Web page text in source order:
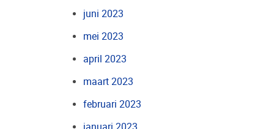
juni 2023
mei 2023
april 2023
maart 2023
februari 2023